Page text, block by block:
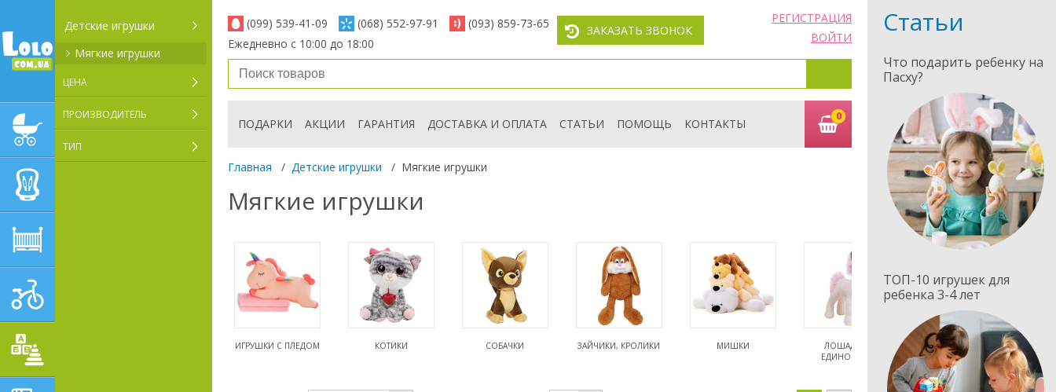
ДЕТСКИЕ КОЛЯСКИ
Детские игрушки
Мягкие игрушки
ЦЕНА
ПРОИЗВОДИТЕЛЬ
ТИП
(099) 539-41-09 (068) 552-97-91
(093) 859-73-65
Ежедневно с 10:00 до 18:00
ЗАКАЗАТЬ ЗВОНОК
РЕГИСТРАЦИЯ
ВОЙТИ
ПОДАРКИ АКЦИИ ГАРАНТИЯ ДОСТАВКА И ОПЛАТА СТАТЬИ ПОМОЩЬ КОНТАКТЫ
0
Главная / Детские игрушки / Мягкие игрушки
Мягкие игрушки
ИГРУШКИ С ПЛЕДОМ КОТИКИ СОБАЧКИ ЗАЙЧИКИ, КРОЛИКИ МИШКИ
ЛОШАДКИ,
ЕДИНОРОГИ
Статьи
Что подарить ребенку на
Пасху?
ТОП-10 игрушек для
ребенка 3-4 лет